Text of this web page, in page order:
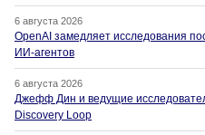
6 августа 2026
OpenAI замедляет исследования
ИИ-агентов
6 августа 2026
Джефф Дин и ведущие
Discovery Loop